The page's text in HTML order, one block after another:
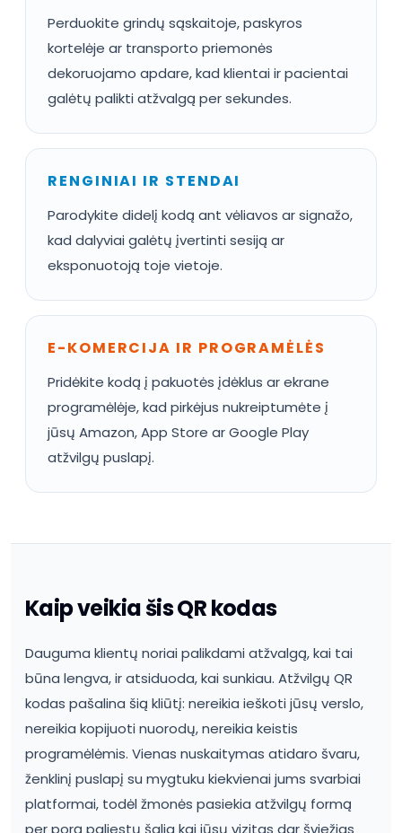
Perduokite grindų sąskaitoje, paskyros
kortelėje ar transporto priemonės
dekoruojamo apdare, kad klientai ir pacientai
galėtų palikti atžvalgą per sekundes.
RENGINIAI IR STENDAI
Parodykite didelį kodą ant vėliavos ar signažo,
kad dalyviai galėtų įvertinti sesiją ar
eksponuotoją toje vietoje.
E-KOMERCIJA IR PROGRAMĖLĖS
Pridėkite kodą į pakuotės įdėklus ar ekrane
programėlėje, kad pirkėjus nukreiptumėte į
jūsų Amazon, App Store ar Google Play
atžvilgų puslapį.
Kaip veikia šis QR kodas
Dauguma klientų noriai palikdami atžvalgą, kai tai
būna lengva, ir atsiduoda, kai sunkiau. Atžvilgų QR
kodas pašalina šią kliūtį: nereikia ieškoti jūsų verslo,
nereikia kopijuoti nuorodų, nereikia keistis
programėlėmis. Vienas nuskaitymas atidaro švaru,
ženklinį puslapį su mygtuku kiekvienai jums svarbiai
platformai, todėl žmonės pasiekia atžvilgų formą
per porą paliestų šalia kai jūsų vizitas dar šviežias